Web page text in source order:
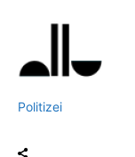
Politizei